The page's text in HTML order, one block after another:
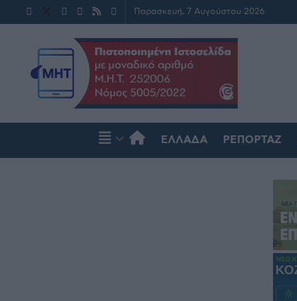
Παρασκευή, 7 Αυγούστου 2026
ΕΛΛΆΔΑ ΡΕΠΟΡΤΆΖ